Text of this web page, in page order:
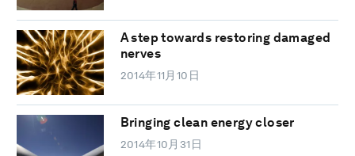
A step towards restoring damaged
nerves
2014年11月10日
Bringing clean energy closer
2014年10月31日